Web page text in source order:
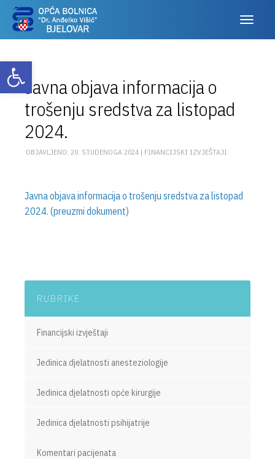
Otvori alatnu traku
Javna objava informacija o
trošenju sredstva za listopad
2024.
OBJAVLJENO: 20. STUDENOGA 2024 | FINANCIJSKI IZVJEŠTAJI
Javna objava informacija o trošenju sredstva za listopad
2024. (preuzmi dokument)
RUBRIKE
Financijski izvještaji
Jedinica djelatnosti anesteziologije
Jedinica djelatnosti opće kirurgije
Jedinica djelatnosti psihijatrije
Komentari pacijenata